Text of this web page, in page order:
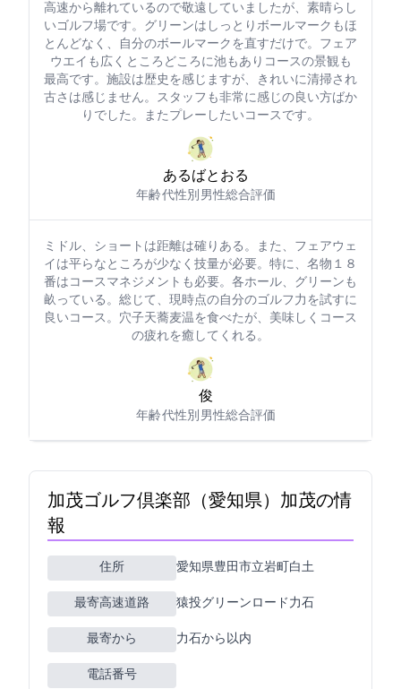
高速から離れているので敬遠していましたが、素晴らし
いゴルフ場です。グリーンはしっとりボールマークもほ
とんどなく、自分のボールマークを直すだけでOK。フェア
ウエイも広く ところどころに池もありコースの景観も
最高です。施設は歴史を感じますが、きれいに清掃され
古さは感じません。スタッフも非常に感じの良い方ばか
りでした。またプレーしたいコースです。
あるばとおる
年齢: 60代性別: 男性総合評価: 5
ミドル、ショートは距離は確りある。また、フェアウェ
イは平らなところが少なく技量が必要。特に、名物１８
番はコースマネジメントも必要。各ホール、グリーンも
畝っている。総じて、現時点の自分のゴルフ力を試すに
良いコース。穴子天蕎麦(温)を食べたが、美味しくコース
の疲れを癒してくれる。
俊0118
年齢: 60代性別: 男性総合評価: 5
加茂ゴルフ倶楽部（愛知県）(加茂GC)の情
報
住所 愛知県豊田市立岩町白土22
最寄高速道路 猿投グリーンロード力石
最寄ICから 力石から25km以内
電話番号